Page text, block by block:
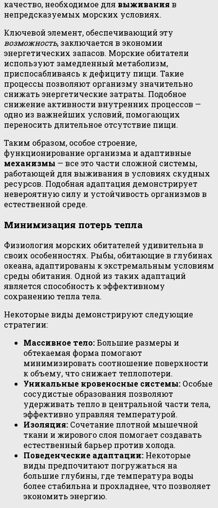
качество, необходимое для выживания в
непредсказуемых морских условиях.
Ключевой элемент, обеспечивающий эту
возможность, заключается в экономии
энергетических запасов. Морские обитатели
используют замедленный метаболизм,
приспосабливаясь к дефициту пищи. Такие
процессы позволяют организму значительно
снижать энергетические затраты. Подобное
снижение активности внутренних процессов —
одно из важнейших условий, помогающих
переносить длительное отсутствие пищи.
Таким образом, особое строение,
функционирование организма и адаптивные
механизмы — все это части сложной системы,
работающей для выживания в условиях скудных
ресурсов. Подобная адаптация демонстрирует
невероятную силу и устойчивость организмов в
естественной среде.
Минимизация потерь тепла
Физиология морских обитателей удивительна в
своих особенностях. Рыбы, обитающие в глубинах
океана, адаптированы к экстремальным условиям
среды обитания. Одной из таких адаптаций
является способность к эффективному
сохранению тепла тела.
Некоторые виды демонстрируют следующие
стратегии:
Массивное тело:Большие размеры и
обтекаемая форма помогают
минимизировать соотношение поверхности
к объему, что снижает теплопотери.
Уникальные кровеносные системы: Особые
сосудистые образования позволяют
удерживать тепло в центральной части тела,
эффективно управляя температурой.
Изоляция: Сочетание плотной мышечной
ткани и жирового слоя помогает создавать
естественный барьер против холода.
Поведенческие адаптации: Некоторые
виды предпочитают погружаться на
большие глубины, где температура воды
более стабильна и прохладнее, что позволяет
экономить энергию.